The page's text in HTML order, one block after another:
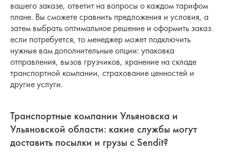
вашего заказе, ответит на вопросы о каждом тарифом
плане. Вы сможете сравнить предложения и условия, а
затем выбрать оптимальное решение и оформить заказ.
если потребуется, то менеджер может подключить
нужные вам дополнительные опции: упаковка
отправления, вызов грузчиков, хранение на складе
транспортной компании, страхование ценностей и
другие услуги.
Транспортные компании Ульяновска и
Ульяновской области: какие службы могут
доставить посылки и грузы с Sendit?